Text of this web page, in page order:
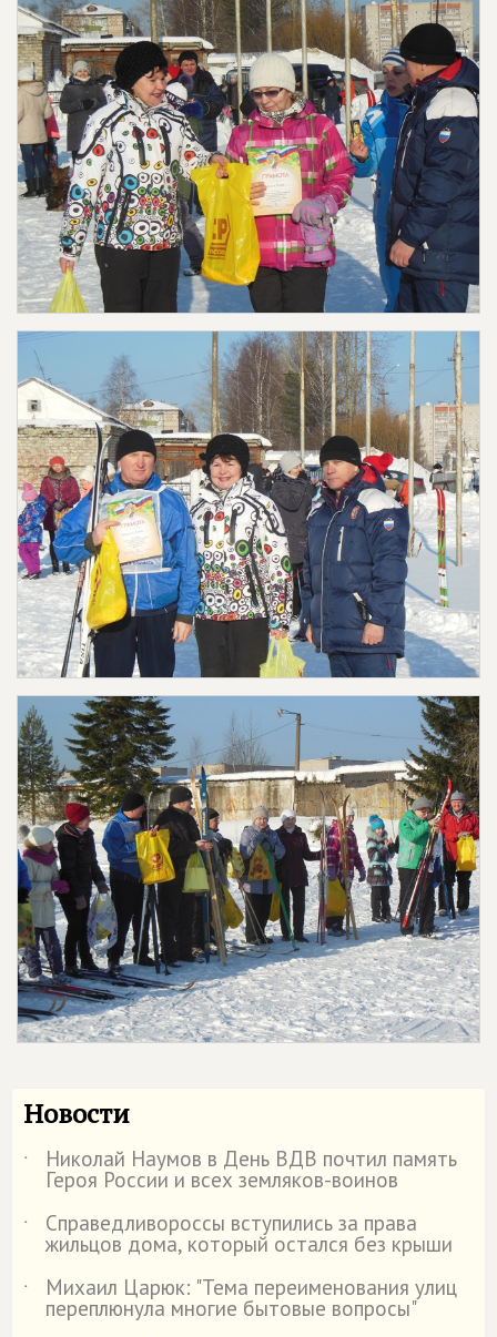
Новости
˙ Николай Наумов в День ВДВ почтил память
Героя России и всех земляков-воинов
˙
Справедливороссы вступились за права
жильцов дома, который остался без крыши
˙
Михаил Царюк: "Тема переименования улиц
переплюнула многие бытовые вопросы"